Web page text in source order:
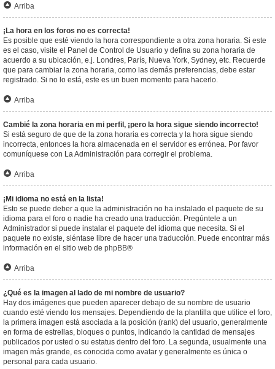
Arriba
¡La hora en los foros no es correcta!
Es posible que esté viendo la hora correspondiente a otra zona horaria. Si este
es el caso, visite el Panel de Control de Usuario y defina su zona horaria de
acuerdo a su ubicación, e.j. Londres, París, Nueva York, Sydney, etc. Recuerde
que para cambiar la zona horaria, como las demás preferencias, debe estar
registrado. Si no lo está, este es un buen momento para hacerlo.
Arriba
Cambié la zona horaria en mi perfil, ¡pero la hora sigue siendo incorrecto!
Si está seguro de que de la zona horaria es correcta y la hora sigue siendo
incorrecta, entonces la hora almacenada en el servidor es errónea. Por favor
comuníquese con La Administración para corregir el problema.
Arriba
¡Mi idioma no está en la lista!
Esto se puede deber a que la administración no ha instalado el paquete de su
idioma para el foro o nadie ha creado una traducción. Pregúntele a un
Administrador si puede instalar el paquete del idioma que necesita. Si el
paquete no existe, siéntase libre de hacer una traducción. Puede encontrar más
información en el sitio web de phpBB®
Arriba
¿Qué es la imagen al lado de mi nombre de usuario?
Hay dos imágenes que pueden aparecer debajo de su nombre de usuario
cuando esté viendo los mensajes. Dependiendo de la plantilla que utilice el foro,
la primera imagen está asociada a la posición (rank) del usuario, generalmente
en forma de estrellas, bloques o puntos, indicando la cantidad de mensajes
publicados por usted o su estatus dentro del foro. La segunda, usualmente una
imagen más grande, es conocida como avatar y generalmente es única o
personal para cada usuario.